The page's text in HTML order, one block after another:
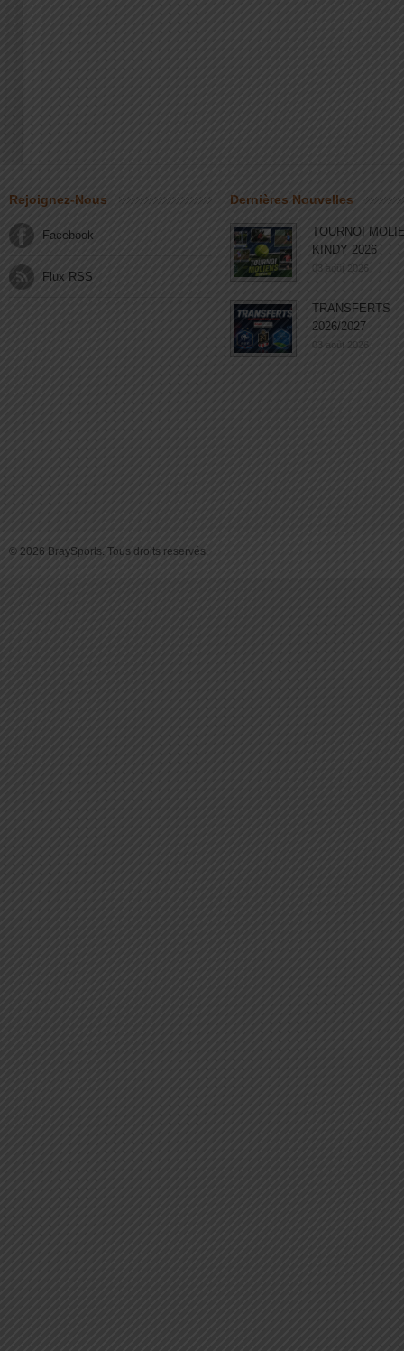
Rejoignez-Nous
Facebook
Flux RSS
Dernières Nouvelles
TOURNOI
KINDY 2026
03 août 2026
TRANSFERTS
2026/2027
03 août 2026
© 2026 BraySports. Tous droits reservés.